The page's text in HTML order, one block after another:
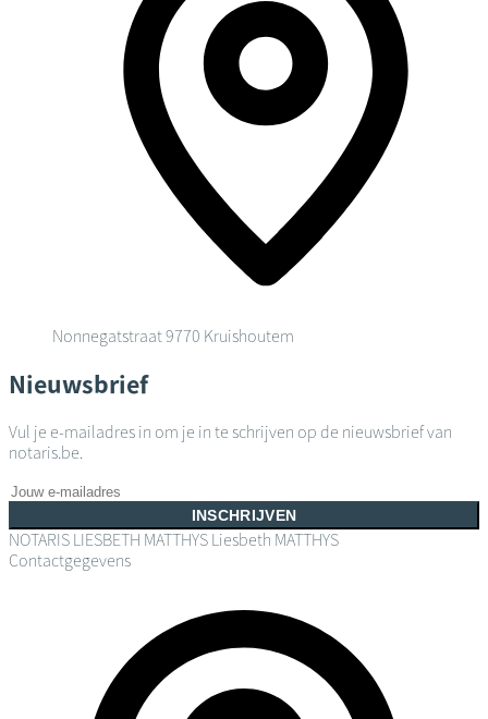
Nonnegatstraat9770 Kruishoutem
Nieuwsbrief
Vul je e-mailadres in om je in te schrijven op de nieuwsbrief van
notaris.be.
INSCHRIJVEN
NOTARIS LIESBETH MATTHYS Liesbeth MATTHYS
Contactgegevens